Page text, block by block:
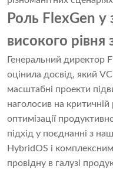
Роль FlexGen у
високого рівня
Генеральний директор
оцінила досвід, який
масштабні проекти
наголосив на критичній
оптимізації
підхід у поєднанні з
HybridOS і
провідну в галузі